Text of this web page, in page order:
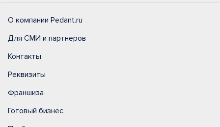
О компании Pedant.ru
Для СМИ и партнеров
Контакты
Реквизиты
Франшиза
Готовый бизнес